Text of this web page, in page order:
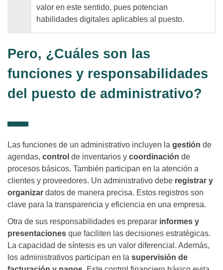
valor en este sentido, pues potencian
habilidades digitales aplicables al puesto.
Pero, ¿Cuáles son las
funciones y responsabilidades
del puesto de administrativo?
Las funciones de un administrativo incluyen la gestión de
agendas, control de inventarios y coordinación de
procesos básicos. También participan en la atención a
clientes y proveedores. Un administrativo debe registrar y
organizar datos de manera precisa. Estos registros son
clave para la transparencia y eficiencia en una empresa.
Otra de sus responsabilidades es preparar informes y
presentaciones que faciliten las decisiones estratégicas.
La capacidad de síntesis es un valor diferencial. Además,
los administrativos participan en la supervisión de